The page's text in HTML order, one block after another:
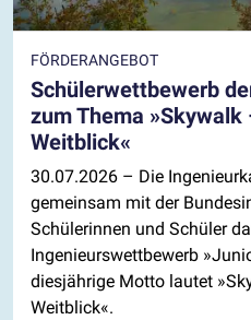
FÖRDERANGEBOT
Schülerwettbewerb
zum Thema
Weitblick«
30.07.2026 – Die
gemeinsam mit der
Schülerinnen und Schüler
Ingenieurswettbewerb
diesjährige Motto lautet
Weitblick«.